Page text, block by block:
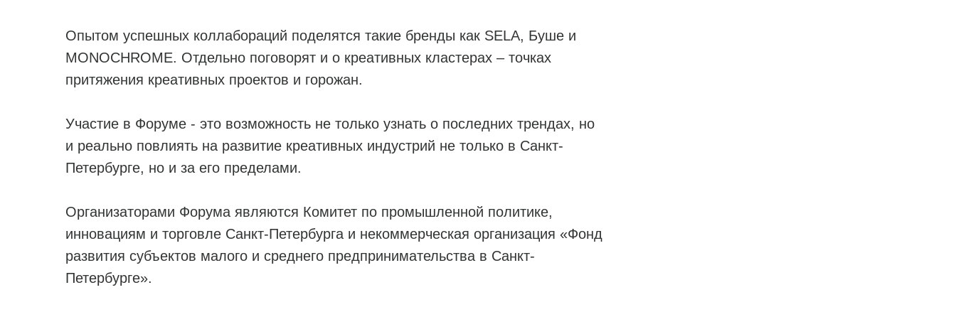
Опытом успешных коллабораций поделятся такие бренды как SELA, Буше и
MONOCHROME. Отдельно поговорят и о креативных кластерах – точках
притяжения креативных проектов и горожан.
Участие в Форуме - это возможность не только узнать о последних трендах, но
и реально повлиять на развитие креативных индустрий не только в Санкт-
Петербурге, но и за его пределами.
Организаторами Форума являются Комитет по промышленной политике,
инновациям и торговле Санкт-Петербурга и некоммерческая организация «Фонд
развития субъектов малого и среднего предпринимательства в Санкт-
Петербурге».